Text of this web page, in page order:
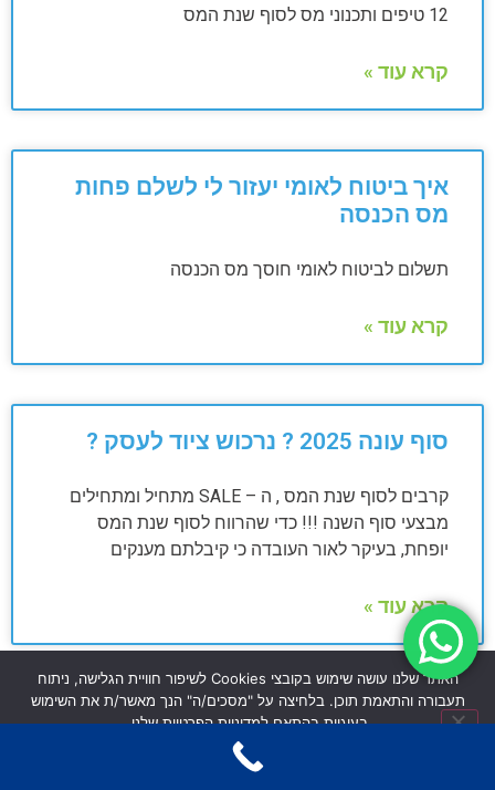
12 טיפים ותכנוני מס לסוף שנת המס
קרא עוד »
איך ביטוח לאומי יעזור לי לשלם פחות
מס הכנסה
תשלום לביטוח לאומי חוסך מס הכנסה
קרא עוד »
סוף עונה 2025 ? נרכוש ציוד לעסק ?
קרבים לסוף שנת המס , ה – SALE מתחיל ומתחילים
מבצעי סוף השנה !!! כדי שהרווח לסוף שנת המס
יופחת, בעיקר לאור העובדה כי קיבלתם מענקים
קרא עוד »
איך להיות מוכנים להצהרת ההון
מכירים את ההרגשה שמס הכנסה דורש מכם להגיש
האתר שלנו עושה שימוש בקובצי Cookies לשיפור חוויית הגלישה, ניתוח
תעבורה והתאמת תוכן. בלחיצה על "מסכים/ה" הנך מאשר/ת את השימוש
בעוגיות בהתאם למדיניות הפרטיות שלנו.
לא מסכים/ה